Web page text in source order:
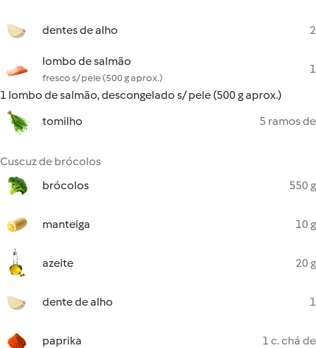
dentes de alho 2
lombo de salmão
fresco s/ pele (500 g aprox.)
1
1 lombo de salmão, descongelado s/ pele (500 g aprox.)
tomilho
5 ramos de
Cuscuz de brócolos
brócolos
550 g
manteiga 10 g
azeite 20 g
dente de alho 1
paprika 1 c. chá de